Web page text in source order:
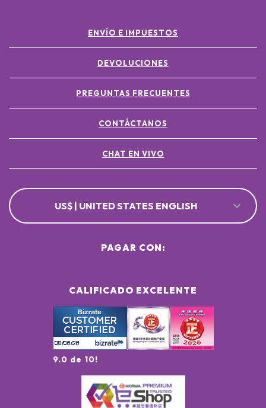
ENVÍO E IMPUESTOS
DEVOLUCIONES
PREGUNTAS FRECUENTES
CONTÁCTANOS
CHAT EN VIVO
US$ | UNITED STATES ENGLISH
CALIFICADO EXCELENTE
9.0 de 10!
PAGAR CON: